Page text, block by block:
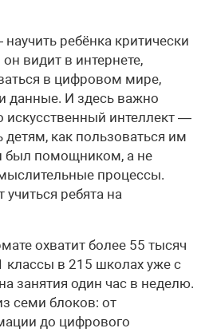
ребёнка критически
видит в интернете,
в цифровом мире,
данные. И здесь важно
искусственный интеллект —
детям, как пользоваться им
был помощником, а не
процессы.
ребята на
охватит более 55 тысяч
классы в 215 школах уже с
занятия один час в неделю.
семи блоков: от
до цифрового